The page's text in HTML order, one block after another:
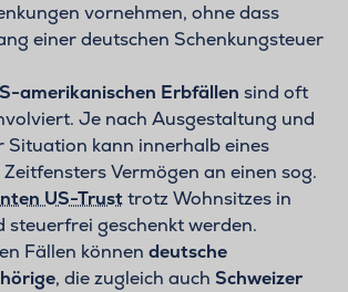
vornehmen, ohne dass
einer deutschen Schenkungsteuer
amerikanischen Erbfällen sind oft
Je nach Ausgestaltung und
Situation kann innerhalb eines
Vermögen an einen sog.
US-Trusttrotz Wohnsitzes in
steuerfrei geschenkt werden.
Fällen können deutsche
, die zugleich auch Schweizer